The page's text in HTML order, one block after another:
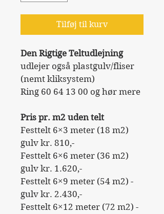
Tilføj til kurv
Den Rigtige Teltudlejning
udlejer også plastgulv/fliser
(nemt kliksystem)
Ring 60 64 13 00 og hør mere
Pris pr. m2 uden telt
Festtelt 6×3 meter (18 m2)
gulv kr. 810,-
Festtelt 6×6 meter (36 m2)
gulv kr. 1.620,-
Festtelt 6×9 meter (54 m2) -
gulv kr. 2.430,-
Festtelt 6×12 meter (72 m2) -